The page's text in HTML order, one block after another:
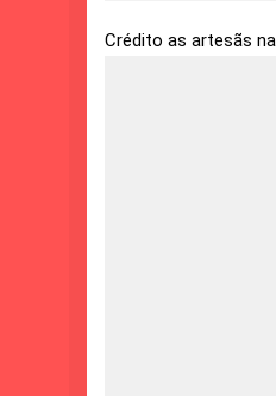
Crédito as artesãs